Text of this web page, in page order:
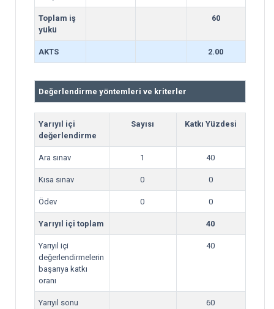
Toplam iş
yükü
60
AKTS 2.00
Değerlendirme yöntemleri ve kriterler
Yarıyıl içi
değerlendirme
Sayısı Katkı Yüzdesi
Ara sınav 1 40
Kısa sınav 0 0
Ödev 0 0
Yarıyıl içi toplam 40
Yarıyıl içi
değerlendirmelerin
başarıya katkı
oranı
40
Yarıyıl sonu
60